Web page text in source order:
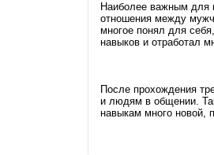
Наиболее важным для
отношения между
многое понял для
навыков и отработал
После прохождения
и людям в общении.
навыкам много новой,